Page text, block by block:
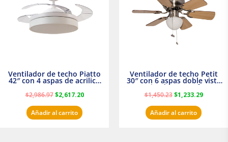
Ventilador de techo Piatto
42″ con 4 aspas de acrilico
transparente
$2,986.97 $2,617.20
Añadir al carrito
Ventilador de techo Petit
30″ con 6 aspas doble vista
Satinado Masterfan
$1,450.23 $1,233.29
Añadir al carrito